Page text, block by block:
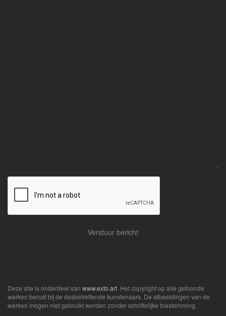
Deze site is onderdeel van www.exto.art . Het copyright op alle getoonde
werken berust bij de desbetreffende kunstenaars. De afbeeldingen van de
werken mogen niet gebruikt worden zonder schriftelijke toestemming.